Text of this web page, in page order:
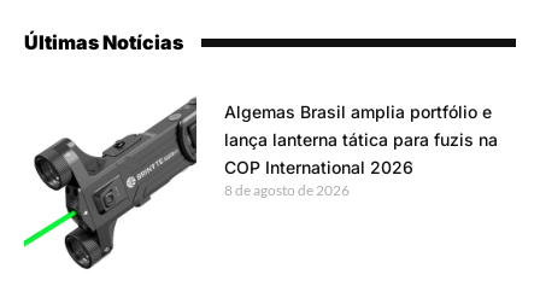
Últimas Notícias
Algemas Brasil amplia portfólio e
lança lanterna tática para fuzis na
COP International 2026
8 de agosto de 2026